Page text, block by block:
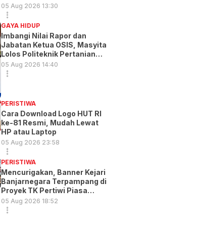
05 Aug 2026 13:30
GAYA HIDUP
Imbangi Nilai Rapor dan
Jabatan Ketua OSIS, Masyita
Lolos Politeknik Pertanian
Gowa
05 Aug 2026 14:40
PERISTIWA
Cara Download Logo HUT RI
ke-81 Resmi, Mudah Lewat
HP atau Laptop
05 Aug 2026 23:58
PERISTIWA
Mencurigakan, Banner Kejari
Banjarnegara Terpampang di
Proyek TK Pertiwi Piasa
Wetan
05 Aug 2026 18:52